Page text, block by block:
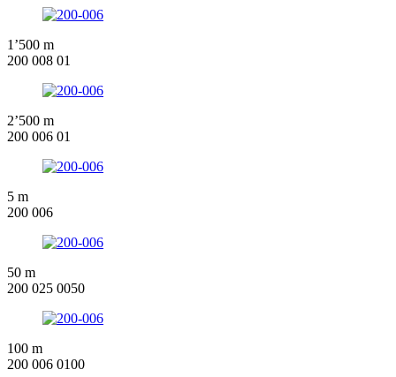
1’500 m
200 008 01
2’500 m
200 006 01
5 m
200 006
50 m
200 025 0050
100 m
200 006 0100